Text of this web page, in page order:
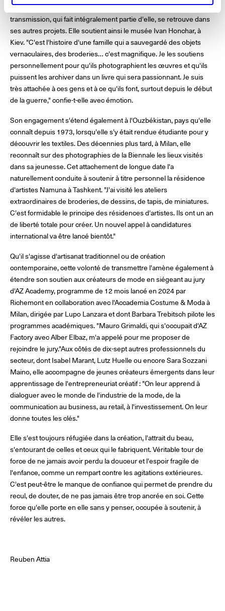
Cette sensibilité pour les savoir-faire exceptionnels et leur
transmission, qui fait intégralement partie d'elle, se retrouve dans
ses autres projets. Elle soutient ainsi le musée Ivan Honchar, à
Kiev. "C'est l'histoire d'une famille qui a sauvegardé des objets
vernaculaires, des broderies… c'est magnifique. Je les soutiens
personnellement pour qu'ils photographient les œuvres et qu'ils
puissent les archiver dans un livre qui sera passionnant. Je suis
très attachée à ces gens et à ce qu'ils font, surtout depuis le début
de la guerre," confie-t-elle avec émotion.
Son engagement s'étend également à l'Ouzbékistan, pays qu'elle
connaît depuis 1973, lorsqu'elle s'y était rendue étudiante pour y
découvrir les textiles. Des décennies plus tard, à Milan, elle
reconnaît sur des photographies de la Biennale les lieux visités
dans sa jeunesse. Cet attachement de longue date l'a
naturellement conduite à soutenir à titre personnel la résidence
d'artistes Namuna à Tashkent. "J'ai visité les ateliers
extraordinaires de broderies, de dessins, de tapis, de miniatures.
C'est formidable le principe des résidences d'artistes. Ils ont un an
de liberté totale pour créer. Un nouvel appel à candidatures
international va être lancé bientôt."
Qu'il s'agisse d'artisanat traditionnel ou de création
contemporaine, cette volonté de transmettre l'amène également à
étendre son soutien aux créateurs de mode en siégeant au jury
d'AZ Academy, programme de 12 mois lancé en 2024 par
Richemont en collaboration avec l'Accademia Costume & Moda à
Milan, dirigée par Lupo Lanzara et dont Barbara Trebitsch pilote les
programmes académiques. "Mauro Grimaldi, qui s'occupait d'AZ
Factory avec Alber Elbaz, m'a appelé pour me proposer de
rejoindre le jury."Aux côtés de dix-sept autres professionnels du
secteur, dont Isabel Marant, Lutz Huelle ou encore Sara Sozzani
Maino, elle accompagne de jeunes créateurs émergents dans leur
apprentissage de l'entrepreneuriat créatif : "On leur apprend à
dialoguer avec le monde de l'industrie de la mode, de la
communication au business, au retail, à l'investissement. On leur
donne toutes les clés."
Elle s'est toujours réfugiée dans la création, l'attrait du beau,
s'entourant de celles et ceux qui le fabriquent. Véritable tour de
force de ne jamais avoir perdu la douceur et l'espoir fragile de
l'enfance, comme un rempart contre les agitations extérieures.
C'est peut-être le manque de confiance qui permet de prendre du
recul, de douter, de ne pas jamais être trop ancrée en soi. Cette
force qu'elle porte en elle sans y penser, occupée à soutenir, à
révéler les autres.
Reuben Attia